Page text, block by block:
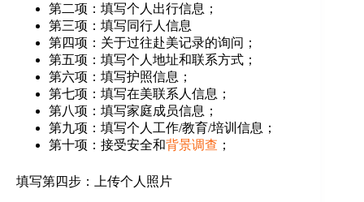
第二项：填写个人出行信息；
第三项：填写同行人信息
第四项：关于过往赴美记录的询问；
第五项：填写个人地址和联系方式；
第六项：填写护照信息；
第七项：填写在美联系人信息；
第八项：填写家庭成员信息；
第九项：填写个人工作/教育/培训信息；
第十项：接受安全和背景调查 ；
填写第四步：上传个人照片